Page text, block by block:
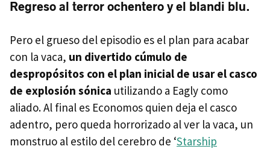
Regreso al terror ochentero y el blandi blu.
Pero el grueso del episodio es el plan para acabar
con la vaca, un divertido cúmulo de
despropósitos con el plan inicial de usar el casco
de explosión sónica utilizando a Eagly como
aliado. Al final es Economos quien deja el casco
adentro, pero queda horrorizado al ver la vaca, un
monstruo al estilo del cerebro de ‘Starship